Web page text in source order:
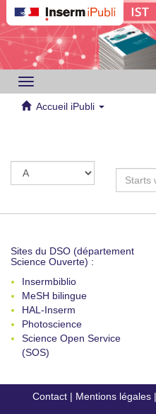
Toggle
navigation
Accueil iPubli
Sites du DSO (département
Science Ouverte) :
Insermbiblio
MeSH bilingue
HAL-Inserm
Photoscience
Science Open Service
(SOS)
Contact | Mentions légales |